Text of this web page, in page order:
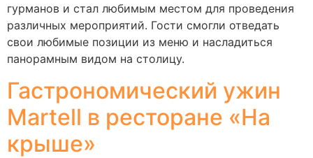
гурманов и стал любимым местом для проведения
различных мероприятий. Гости смогли отведать
свои любимые позиции из меню и насладиться
панорамным видом на столицу.
Гастрономический ужин
Martell в ресторане «На
крыше»